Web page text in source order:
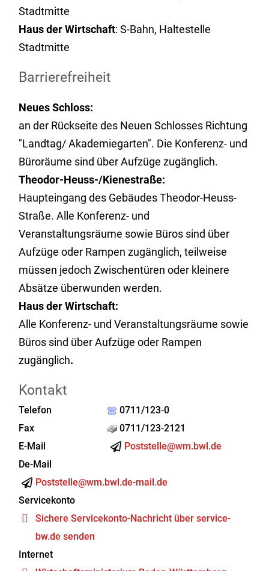
Stadtmitte
Haus der Wirtschaft: S-Bahn, Haltestelle
Stadtmitte
Barrierefreiheit
Neues Schloss:
an der Rückseite des Neuen Schlosses Richtung
"Landtag/ Akademiegarten". Die Konferenz- und
Büroräume sind über Aufzüge zugänglich.
Theodor-Heuss-/Kienestraße:
Haupteingang des Gebäudes Theodor-Heuss-
Straße. Alle Konferenz- und
Veranstaltungsräume sowie Büros sind über
Aufzüge oder Rampen zugänglich, teilweise
müssen jedoch Zwischentüren oder kleinere
Absätze überwunden werden.
Haus der Wirtschaft:
Alle Konferenz- und Veranstaltungsräume sowie
Büros sind über Aufzüge oder Rampen
zugänglich.
Kontakt
Telefon
0711/123-0
Fax
0711/123-2121
E-Mail
Poststelle@wm.bwl.de
De-Mail
Poststelle@wm.bwl.de-mail.de
Servicekonto
Sichere Servicekonto-Nachricht über service-
bw.de senden
Internet